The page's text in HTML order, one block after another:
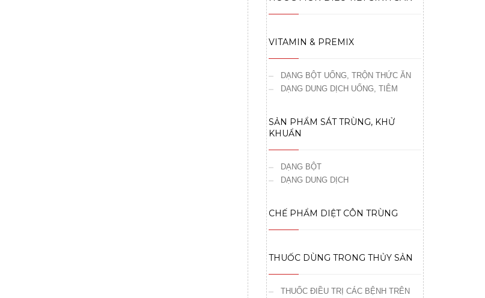
VITAMIN & PREMIX
DẠNG BỘT UỐNG, TRỘN THỨC ĂN
DẠNG DUNG DỊCH UỐNG, TIÊM
SẢN PHẨM SÁT TRÙNG, KHỬ
KHUẨN
DẠNG BỘT
DẠNG DUNG DỊCH
CHẾ PHẨM DIỆT CÔN TRÙNG
THUỐC DÙNG TRONG THỦY SẢN
THUỐC ĐIỀU TRỊ CÁC BỆNH TRÊN